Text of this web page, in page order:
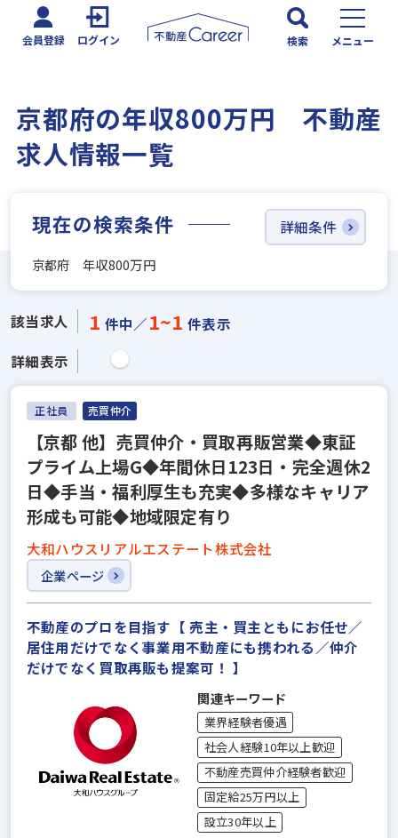
会員登録 ログイン 検索 メニュー
京都府の年収800万円 不動産
求人情報一覧
現在の検索条件
京都府 年収800万円
詳細条件
該当求人 1 件中／1~1 件表示
詳細表示
正社員 売買仲介
【京都 他】売買仲介・買取再販営業◆東証
プライム上場G◆年間休日123日・完全週休2
日◆手当・福利厚生も充実◆多様なキャリア
形成も可能◆地域限定有り
大和ハウスリアルエステート株式会社
企業ページ
不動産のプロを目指す【 売主・買主ともにお任せ／
居住用だけでなく事業用不動産にも携われる／仲介
だけでなく買取再販も提案可！ 】
関連キーワード
業界経験者優遇
社会人経験10年以上歓迎
不動産売買仲介経験者歓迎
固定給25万円以上
設立30年以上